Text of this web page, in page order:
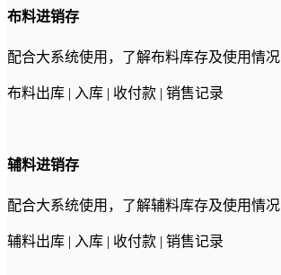
布料进销存
配合大系统使用，了解布料库存及使用情况
布料出库 | 入库 | 收付款 | 销售记录
辅料进销存
配合大系统使用，了解辅料库存及使用情况
辅料出库 | 入库 | 收付款 | 销售记录